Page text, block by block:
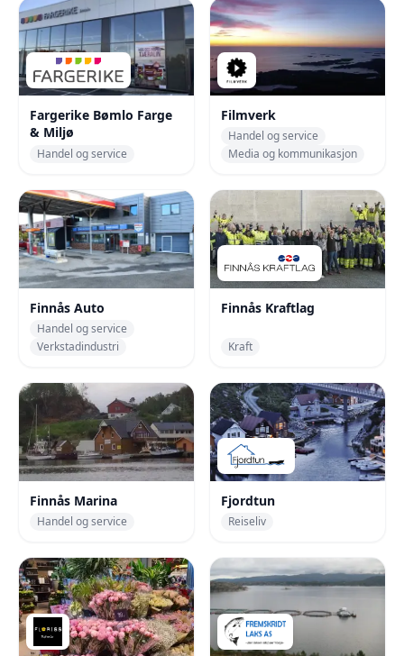
Fargerike Bømlo Farge
& Miljø
Handel og service
Filmverk
Handel og service
Media og kommunikasjon
Finnås Auto
Handel og service
Verkstadindustri
Finnås Kraftlag
Kraft
Finnås Marina
Handel og service
Fjordtun
Reiseliv